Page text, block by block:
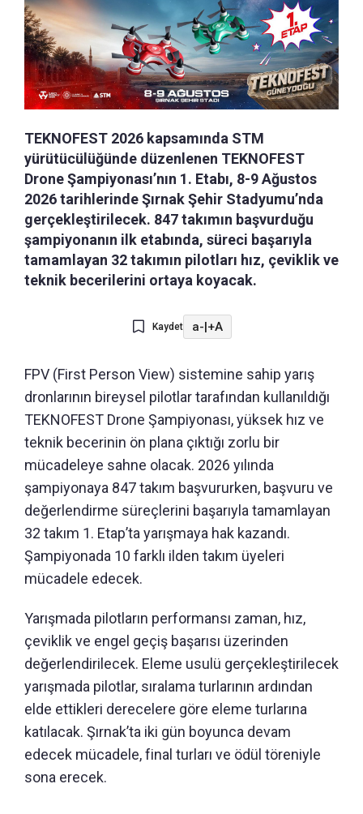
TEKNOFEST 2026 kapsamında STM
yürütücülüğünde düzenlenen TEKNOFEST
Drone Şampiyonası’nın 1. Etabı, 8-9 Ağustos
2026 tarihlerinde Şırnak Şehir Stadyumu’nda
gerçekleştirilecek. 847 takımın başvurduğu
şampiyonanın ilk etabında, süreci başarıyla
tamamlayan 32 takımın pilotları hız, çeviklik ve
teknik becerilerini ortaya koyacak.
Kaydet a-|+A
FPV (First Person View) sistemine sahip yarış
dronlarının bireysel pilotlar tarafından kullanıldığı
TEKNOFEST Drone Şampiyonası, yüksek hız ve
teknik becerinin ön plana çıktığı zorlu bir
mücadeleye sahne olacak. 2026 yılında
şampiyonaya 847 takım başvururken, başvuru ve
değerlendirme süreçlerini başarıyla tamamlayan
32 takım 1. Etap’ta yarışmaya hak kazandı.
Şampiyonada 10 farklı ilden takım üyeleri
mücadele edecek.
Yarışmada pilotların performansı zaman, hız,
çeviklik ve engel geçiş başarısı üzerinden
değerlendirilecek. Eleme usulü gerçekleştirilecek
yarışmada pilotlar, sıralama turlarının ardından
elde ettikleri derecelere göre eleme turlarına
katılacak. Şırnak’ta iki gün boyunca devam
edecek mücadele, final turları ve ödül töreniyle
sona erecek.